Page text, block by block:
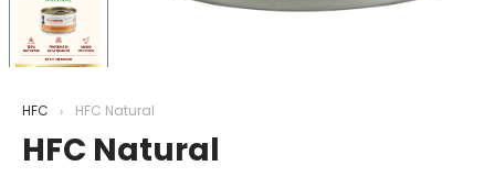
HFC HFC Natural
HFC Natural